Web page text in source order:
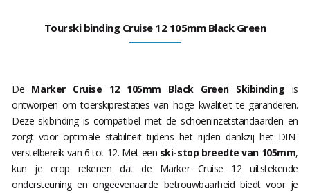
Tourski binding Cruise 12 105mm Black Green
De Marker Cruise 12 105mm Black Green Skibinding is
ontworpen om toerskiprestaties van hoge kwaliteit te garanderen.
Deze skibinding is compatibel met de schoeninzetstandaarden en
zorgt voor optimale stabiliteit tijdens het rijden dankzij het DIN-
verstelbereik van 6 tot 12. Met een ski-stop breedte van 105mm,
kun je erop rekenen dat de Marker Cruise 12 uitstekende
ondersteuning en ongeëvenaarde betrouwbaarheid biedt voor je